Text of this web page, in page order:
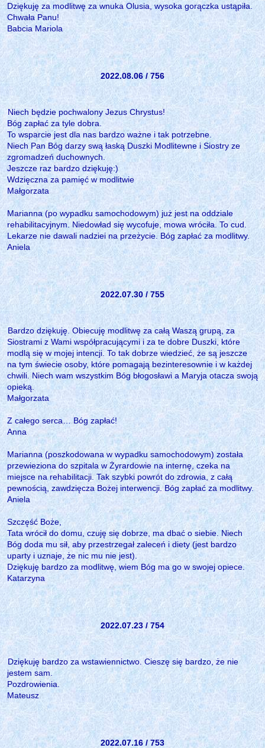
Dziękuję za modlitwę za wnuka Olusia, wysoka gorączka ustąpiła.
Chwała Panu!
Babcia Mariola
2022.08.06 / 756
Niech będzie pochwalony Jezus Chrystus!
Bóg zapłać za tyle dobra.
To wsparcie jest dla nas bardzo ważne i tak potrzebne.
Niech Pan Bóg darzy swą łaską Duszki Modlitewne i Siostry ze
zgromadzeń duchownych.
Jeszcze raz bardzo dziękuję:)
Wdzięczna za pamięć w modlitwie
Małgorzata
Marianna (po wypadku samochodowym) już jest na oddziale
rehabilitacyjnym. Niedowład się wycofuje, mowa wróciła. To cud.
Lekarze nie dawali nadziei na przeżycie. Bóg zapłać za modlitwy.
Aniela
2022.07.30 / 755
Bardzo dziękuję. Obiecuję modlitwę za całą Waszą grupą, za
Siostrami z Wami współpracującymi i za te dobre Duszki, które
modlą się w mojej intencji. To tak dobrze wiedzieć, że są jeszcze
na tym świecie osoby, które pomagają bezinteresownie i w każdej
chwili. Niech wam wszystkim Bóg błogosławi a Maryja otacza swoją
opieką.
Małgorzata
Z całego serca… Bóg zapłać!
Anna
Marianna (poszkodowana w wypadku samochodowym) została
przewieziona do szpitala w Żyrardowie na internę, czeka na
miejsce na rehabilitacji. Tak szybki powrót do zdrowia, z całą
pewnością, zawdzięcza Bożej interwencji. Bóg zapłać za modlitwy.
Aniela
Szczęść Boże,
Tata wrócił do domu, czuję się dobrze, ma dbać o siebie. Niech
Bóg doda mu sił, aby przestrzegał zaleceń i diety (jest bardzo
uparty i uznaje, że nic mu nie jest).
Dziękuję bardzo za modlitwę, wiem Bóg ma go w swojej opiece.
Katarzyna
2022.07.23 / 754
Dziękuję bardzo za wstawiennictwo. Cieszę się bardzo, że nie
jestem sam.
Pozdrowienia.
Mateusz
2022.07.16 / 753